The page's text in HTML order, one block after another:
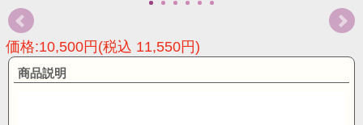
価格:10,500円(税込 11,550円)
商品説明